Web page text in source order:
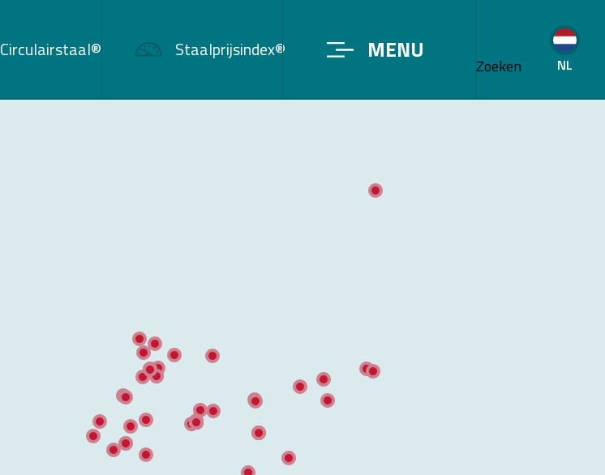
Circulairstaal® Staalprijsindex® MENU
Zoeken NL